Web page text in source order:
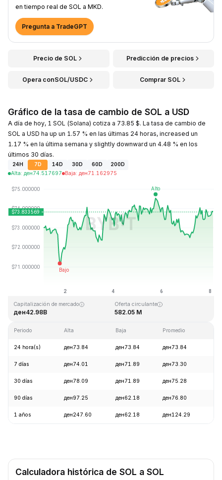
en tiempo real de SOL a MKD.
Pregunta a TradeGPT
Precio de SOL Predicción de precios
Opera conSOL/USDC Comprar SOL
Gráfico de la tasa de cambio de SOL a USD
A día de hoy, 1 SOL (Solana) cotiza a 73.85 $. La tasa de cambio de
SOL a USD ha up un 1.57 % en las últimas 24 horas, increased un
1.17 % en la última semana y slightly downward un 4.48 % en los
últimos 30 días.
24H 7D 14D 30D 60D
200D
Alta: ден74.517697 Baja: ден71.162975
Última actualización: 2026-08-08, 02:57 GMT+0
Capitalización de mercado
ден42.98B
Oferta circulante
582.05 M
Periodo Alta Baja Promedio
24 hora(s) ден73.84 ден73.84 ден73.84
7 días ден74.01 ден71.89 ден73.30
30 días ден78.09 ден71.89 ден75.28
90 días ден97.25 ден62.18 ден76.80
1 años ден247.60 ден62.18 ден124.29
Calculadora histórica de SOL a SOL